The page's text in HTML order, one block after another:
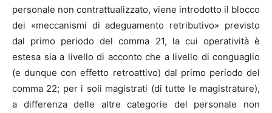
personale non contrattualizzato, viene introdotto il blocco
dei «meccanismi di adeguamento retributivo» previsto
dal primo periodo del comma 21, la cui operatività è
estesa sia a livello di acconto che a livello di conguaglio
(e dunque con effetto retroattivo) dal primo periodo del
comma 22; per i soli magistrati (di tutte le magistrature),
a differenza delle altre categorie del personale non